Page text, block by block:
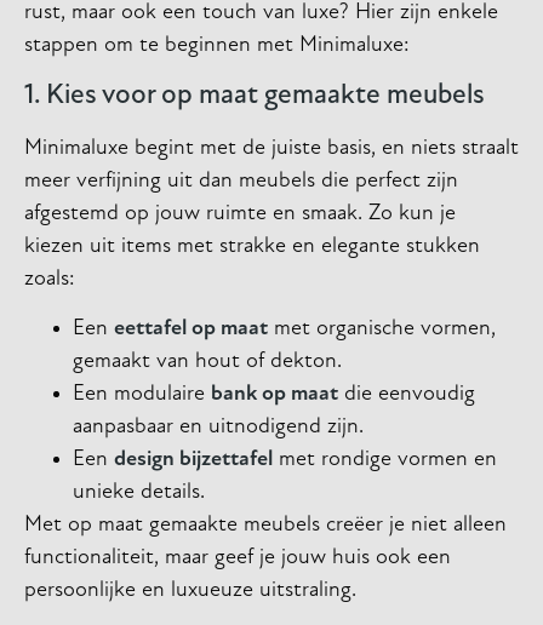
rust, maar ook een touch van luxe? Hier zijn enkele
stappen om te beginnen met Minimaluxe:
1. Kies voor op maat gemaakte meubels
Minimaluxe begint met de juiste basis, en niets straalt
meer verfijning uit dan meubels die perfect zijn
afgestemd op jouw ruimte en smaak. Zo kun je
kiezen uit items met strakke en elegante stukken
zoals:
Een eettafel op maat met organische vormen,
gemaakt van hout of dekton.
Een modulaire bank op maat die eenvoudig
aanpasbaar en uitnodigend zijn.
Een design bijzettafel met rondige vormen en
unieke details.
Met op maat gemaakte meubels creëer je niet alleen
functionaliteit, maar geef je jouw huis ook een
persoonlijke en luxueuze uitstraling.